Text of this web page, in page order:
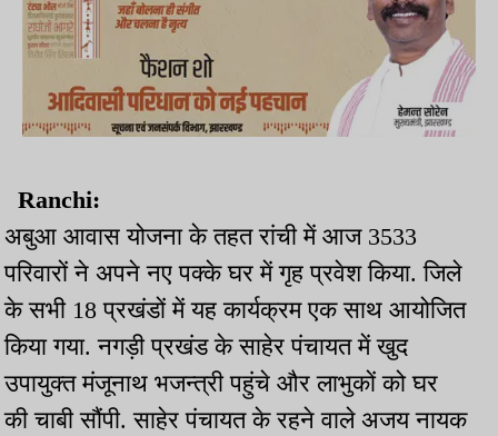
Ranchi:
अबुआ आवास योजना के तहत रांची में आज 3533
परिवारों ने अपने नए पक्के घर में गृह प्रवेश किया. जिले
के सभी 18 प्रखंडों में यह कार्यक्रम एक साथ आयोजित
किया गया. नगड़ी प्रखंड के साहेर पंचायत में खुद
उपायुक्त मंजूनाथ भजन्त्री पहुंचे और लाभुकों को घर
की चाबी सौंपी. साहेर पंचायत के रहने वाले अजय नायक